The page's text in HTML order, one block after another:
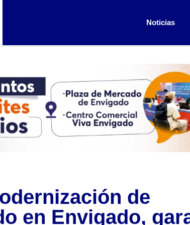
Noticias
de
en Envigado,